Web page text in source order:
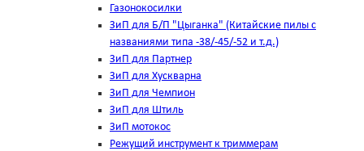
Газонокосилки
ЗиП для Б/П "Цыганка" (Китайские пилы с
названиями типа -38/-45/-52 и т.д.)
ЗиП для Партнер
ЗиП для Хускварна
ЗиП для Чемпион
ЗиП для Штиль
ЗиП мотокос
Режущий инструмент к триммерам